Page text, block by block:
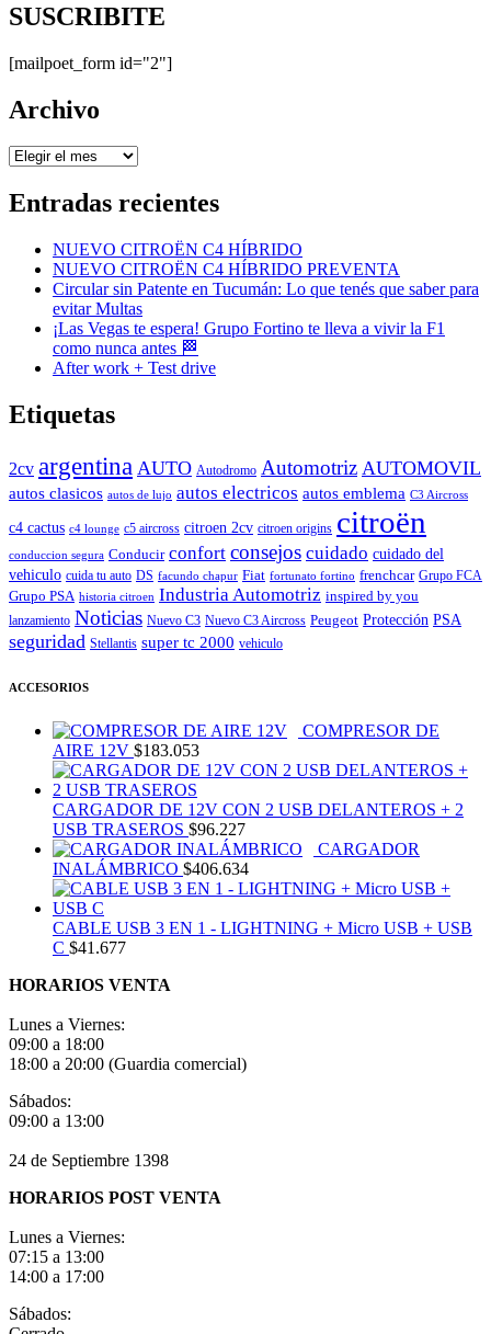
SUSCRIBITE
[mailpoet_form id="2"]
Archivo
Archivo
Entradas recientes
NUEVO CITROËN C4 HÍBRIDO
NUEVO CITROËN C4 HÍBRIDO PREVENTA
Circular sin Patente en Tucumán: Lo que tenés que saber para
evitar Multas
¡Las Vegas te espera! Grupo Fortino te lleva a vivir la F1
como nunca antes 🏁
After work + Test drive
Etiquetas
2cv argentina AUTO Autodromo Automotriz AUTOMOVIL
autos clasicos autos de lujo autos electricos autos emblema C3 Aircross
c4 cactus c4 lounge c5 aircross citroen 2cv citroen origins citroën
conduccion segura Conducir confort consejos cuidado cuidado del
vehiculo cuida tu auto DS facundo chapur Fiat fortunato fortino frenchcar Grupo FCA
Grupo PSA historia citroen Industria Automotriz inspired by you
lanzamiento Noticias Nuevo C3 Nuevo C3 Aircross Peugeot Protección PSA
seguridad Stellantis super tc 2000 vehiculo
ACCESORIOS
COMPRESOR DE
AIRE 12V $183.053
CARGADOR DE 12V CON 2 USB DELANTEROS + 2
USB TRASEROS $96.227
CARGADOR
INALÁMBRICO $406.634
CABLE USB 3 EN 1 - LIGHTNING + Micro USB + USB
C $41.677
HORARIOS VENTA
Lunes a Viernes:
09:00 a 18:00
18:00 a 20:00 (Guardia comercial)
Sábados:
09:00 a 13:00
24 de Septiembre 1398
HORARIOS POST VENTA
Lunes a Viernes:
07:15 a 13:00
14:00 a 17:00
Sábados: